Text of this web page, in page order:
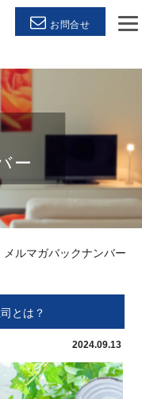
お問合せ
ー
メルマガバックナンバー
とは？
2024.09.13